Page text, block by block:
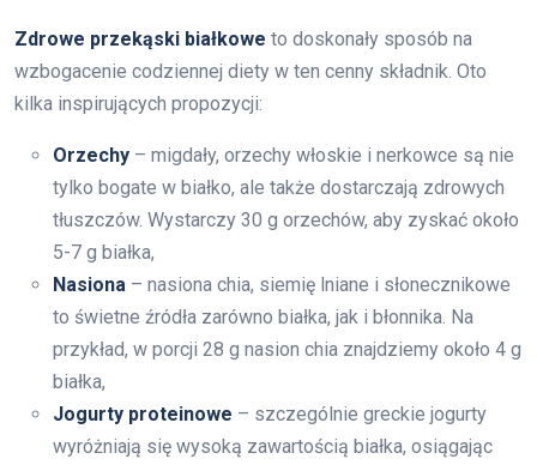
Zdrowe przekąski białkowe to doskonały sposób na
wzbogacenie codziennej diety w ten cenny składnik. Oto
kilka inspirujących propozycji:
Orzechy – migdały, orzechy włoskie i nerkowce są nie
tylko bogate w białko, ale także dostarczają zdrowych
tłuszczów. Wystarczy 30 g orzechów, aby zyskać około
5-7 g białka,
Nasiona – nasiona chia, siemię lniane i słonecznikowe
to świetne źródła zarówno białka, jak i błonnika. Na
przykład, w porcji 28 g nasion chia znajdziemy około 4 g
białka,
Jogurty proteinowe – szczególnie greckie jogurty
wyróżniają się wysoką zawartością białka, osiągając